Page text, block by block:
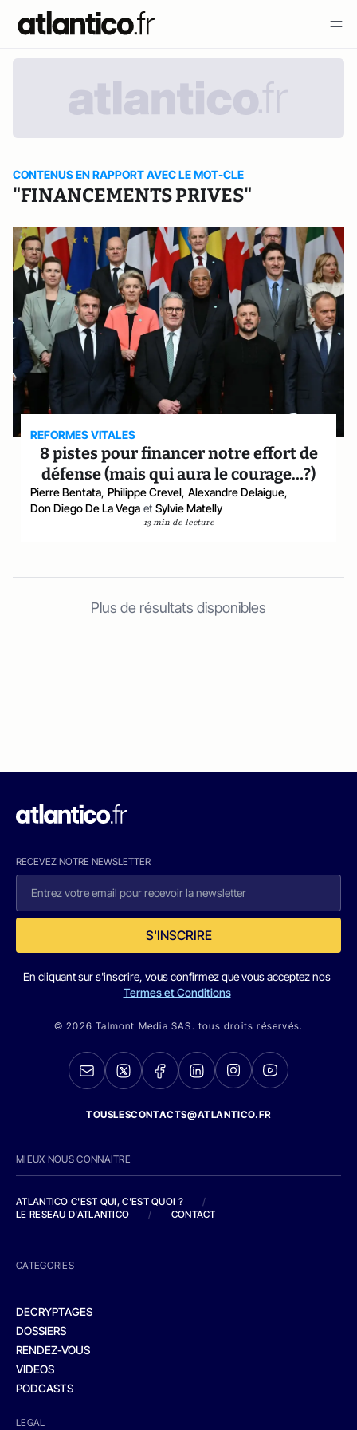
CONTENUS EN RAPPORT AVEC LE MOT-CLE
"FINANCEMENTS PRIVES"
REFORMES VITALES
8 pistes pour financer notre effort de
défense (mais qui aura le courage…?)
Pierre Bentata, Philippe Crevel, Alexandre Delaigue,
Don Diego De La Vega et Sylvie Matelly
13 min de lecture
Plus de résultats disponibles
RECEVEZ NOTRE NEWSLETTER
S'INSCRIRE
En cliquant sur s'inscrire, vous confirmez que vous acceptez nos
Termes et Conditions
© 2026 Talmont Media SAS. tous droits réservés.
TOUSLESCONTACTS@ATLANTICO.FR
MIEUX NOUS CONNAITRE
ATLANTICO C'EST QUI, C'EST QUOI ?
/
LE RESEAU D'ATLANTICO
/ CONTACT
CATEGORIES
DECRYPTAGES
DOSSIERS
RENDEZ-VOUS
VIDEOS
PODCASTS
LEGAL